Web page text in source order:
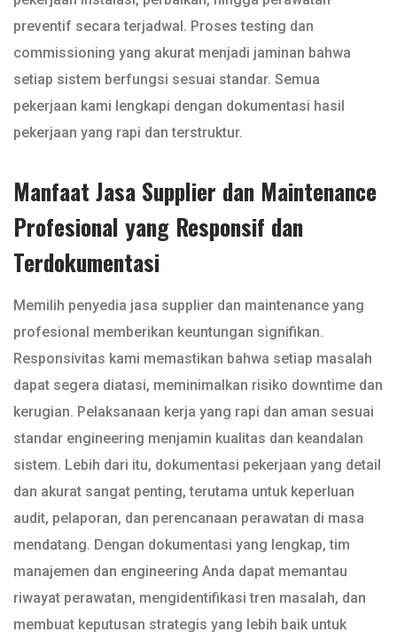
preventif secara terjadwal. Proses testing dan
commissioning yang akurat menjadi jaminan bahwa
setiap sistem berfungsi sesuai standar. Semua
pekerjaan kami lengkapi dengan dokumentasi hasil
pekerjaan yang rapi dan terstruktur.
Manfaat Jasa Supplier dan Maintenance
Profesional yang Responsif dan
Terdokumentasi
Memilih penyedia jasa supplier dan maintenance yang
profesional memberikan keuntungan signifikan.
Responsivitas kami memastikan bahwa setiap masalah
dapat segera diatasi, meminimalkan risiko downtime dan
kerugian. Pelaksanaan kerja yang rapi dan aman sesuai
standar engineering menjamin kualitas dan keandalan
sistem. Lebih dari itu, dokumentasi pekerjaan yang detail
dan akurat sangat penting, terutama untuk keperluan
audit, pelaporan, dan perencanaan perawatan di masa
mendatang. Dengan dokumentasi yang lengkap, tim
manajemen dan engineering Anda dapat memantau
riwayat perawatan, mengidentifikasi tren masalah, dan
membuat keputusan strategis yang lebih baik untuk